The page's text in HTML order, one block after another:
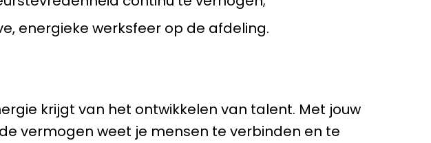
energieke werksfeer op de afdeling.
krijgt van het ontwikkelen van talent. Met jouw
vermogen weet je mensen te verbinden en te